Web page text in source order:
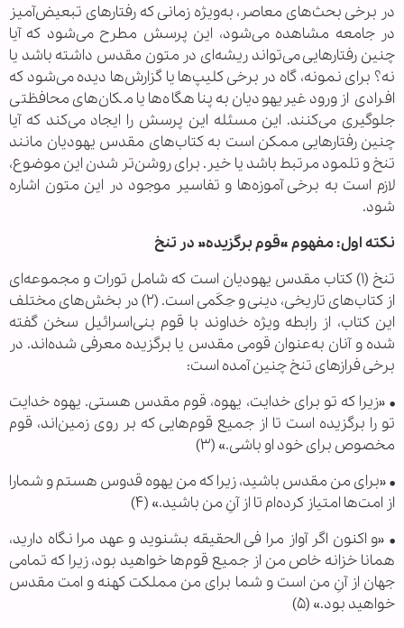
در برخی بحث‌های معاصر، به‌ویژه زمانی که رفتارهای تبعیض‌آمیز
در جامعه مشاهده می‌شود، این پرسش مطرح می‌شود که آیا
چنین رفتارهایی می‌تواند ریشه‌ای در متون مقدس داشته باشد یا
نه؟ برای نمونه، گاه در برخی کلیپ‌ها یا گزارش‌ها دیده می‌شود که
افرادی از ورود غیریهودیان به پناهگاه‌ها یا مکان‌های محافظتی
جلوگیری می‌کنند. این مسئله این پرسش را ایجاد می‌کند که آیا
چنین رفتارهایی ممکن است به کتاب‌های مقدس یهودیان مانند
تنخ و تلمود مرتبط باشد یا خیر. برای روشن‌تر شدن این موضوع،
لازم است به برخی آموزه‌ها و تفاسیر موجود در این متون اشاره
شود.
نکته اول: مفهوم «قوم برگزیده» در تنخ
تنخ (۱) کتاب مقدس یهودیان است که شامل تورات و مجموعه‌ای
از کتاب‌های تاریخی، دینی و حِکَمی است. (۲) در بخش‌های مختلف
این کتاب، از رابطه ویژه خداوند با قوم بنی‌اسرائیل سخن گفته
شده و آنان به‌عنوان قومی مقدس یا برگزیده معرفی شده‌اند. در
برخی فرازهای تنخ چنین آمده است:
• «زیرا که تو برای خدایت، یهوه، قوم مقدس هستی. یهوه خدایت
تو را برگزیده است تا از جمیع قوم‌هایی که بر روی زمین‌اند، قوم
مخصوص برای خود او باشی.» (۳)
• «برای من مقدس باشید، زیرا که من یهوه قدوس هستم و شمارا
از امت‌ها امتیاز کرده‌ام تا از آنِ من باشید.» (۴)
• «و اکنون اگر آواز مرا فی الحقیقه بشنوید و عهد مرا نگاه دارید،
همانا خزانه خاص من از جمیع قوم‌ها خواهید بود، زیرا که تمامی
جهان از آنِ من است و شما برای من مملکت کهنه و امت مقدس
خواهید بود.» (۵)